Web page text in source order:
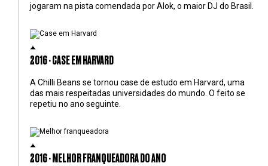
jogaram na pista comendada por Alok, o maior DJ do Brasil.
2016 - CASE EM HARVARD
A Chilli Beans se tornou case de estudo em Harvard, uma
das mais respeitadas universidades do mundo. O feito se
repetiu no ano seguinte.
2016 - MELHOR FRANQUEADORA DO ANO